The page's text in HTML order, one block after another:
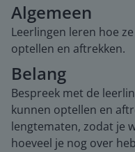
Algemeen
Leerlingen leren hoe
optellen en aftrekken.
Belang
Bespreek met de
kunnen optellen en
lengtematen, zodat je
hoeveel je nog over